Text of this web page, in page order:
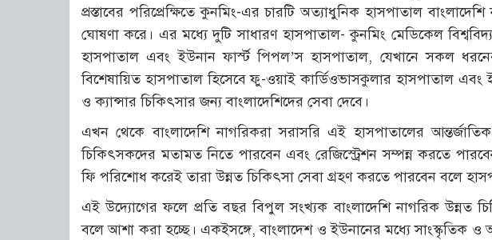
প্রস্তাবের পরিপ্রেক্ষিতে কুনমিং-এর চারটি অত্যাধুনিক হাসপাতাল
ঘোষণা করে। এর মধ্যে দুটি সাধারণ হাসপাতাল- কুনমিং মেডিকেল
হাসপাতাল এবং ইউনান ফার্স্ট পিপল’স হাসপাতাল, যেখানে সকল
বিশেষায়িত হাসপাতাল হিসেবে ফু-ওয়াই কার্ডিওভাসকুলার হাসপাতাল
ও ক্যান্সার চিকিৎসার জন্য বাংলাদেশিদের সেবা দেবে।
এখন থেকে বাংলাদেশি নাগরিকরা সরাসরি এই হাসপাতালের
চিকিৎসকদের মতামত নিতে পারবেন এবং রেজিস্ট্রেশন সম্পন্ন করতে
ফি পরিশোধ করেই তারা উন্নত চিকিৎসা সেবা গ্রহণ করতে পারবেন বলে
এই উদ্যোগের ফলে প্রতি বছর বিপুল সংখ্যক বাংলাদেশি নাগরিক উন্নত
বলে আশা করা হচ্ছে। একইসঙ্গে, বাংলাদেশ ও ইউনানের মধ্যে সাংস্কৃতিক